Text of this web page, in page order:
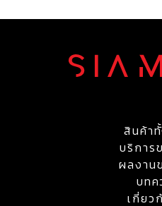
สินค้า
บริการ
ผลงาน
บทค
เกี่ยว